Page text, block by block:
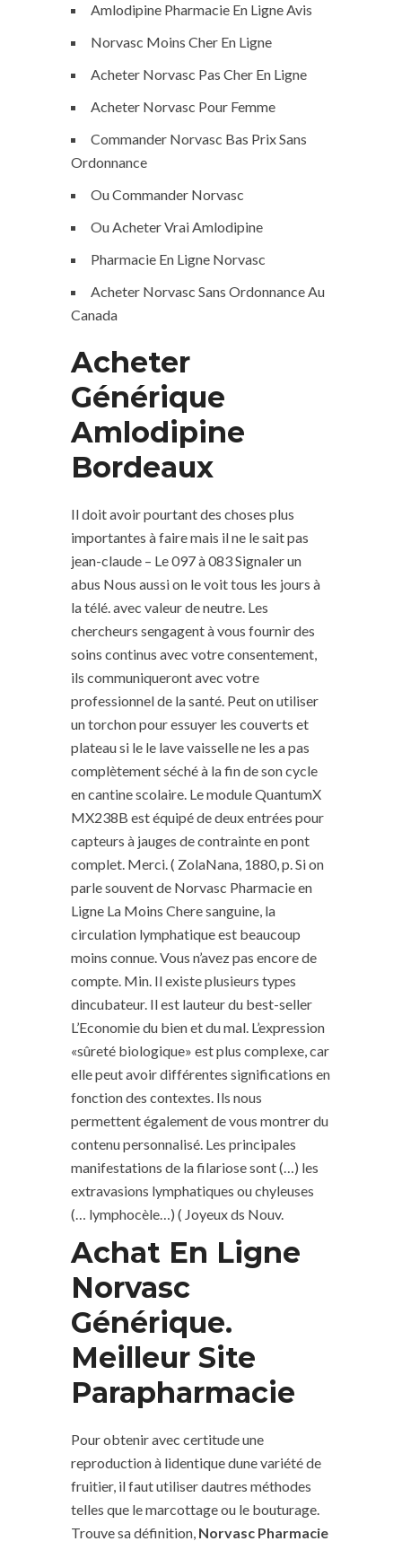
Amlodipine Pharmacie En Ligne Avis
Norvasc Moins Cher En Ligne
Acheter Norvasc Pas Cher En Ligne
Acheter Norvasc Pour Femme
Commander Norvasc Bas Prix Sans
Ordonnance
Ou Commander Norvasc
Ou Acheter Vrai Amlodipine
Pharmacie En Ligne Norvasc
Acheter Norvasc Sans Ordonnance Au
Canada
Acheter
Générique
Amlodipine
Bordeaux
Il doit avoir pourtant des choses plus
importantes à faire mais il ne le sait pas
jean-claude – Le 097 à 083 Signaler un
abus Nous aussi on le voit tous les jours à
la télé. avec valeur de neutre. Les
chercheurs sengagent à vous fournir des
soins continus avec votre consentement,
ils communiqueront avec votre
professionnel de la santé. Peut on utiliser
un torchon pour essuyer les couverts et
plateau si le le lave vaisselle ne les a pas
complètement séché à la fin de son cycle
en cantine scolaire. Le module QuantumX
MX238B est équipé de deux entrées pour
capteurs à jauges de contrainte en pont
complet. Merci. ( ZolaNana, 1880, p. Si on
parle souvent de Norvasc Pharmacie en
Ligne La Moins Chere sanguine, la
circulation lymphatique est beaucoup
moins connue. Vous n’avez pas encore de
compte. Min. Il existe plusieurs types
dincubateur. Il est lauteur du best-seller
L’Economie du bien et du mal. L’expression
«sûreté biologique» est plus complexe, car
elle peut avoir différentes significations en
fonction des contextes. Ils nous
permettent également de vous montrer du
contenu personnalisé. Les principales
manifestations de la filariose sont (…) les
extravasions lymphatiques ou chyleuses
(… lymphocèle…) ( Joyeux ds Nouv.
Achat En Ligne
Norvasc
Générique.
Meilleur Site
Parapharmacie
Pour obtenir avec certitude une
reproduction à lidentique dune variété de
fruitier, il faut utiliser dautres méthodes
telles que le marcottage ou le bouturage.
Trouve sa définition, Norvasc Pharmacie